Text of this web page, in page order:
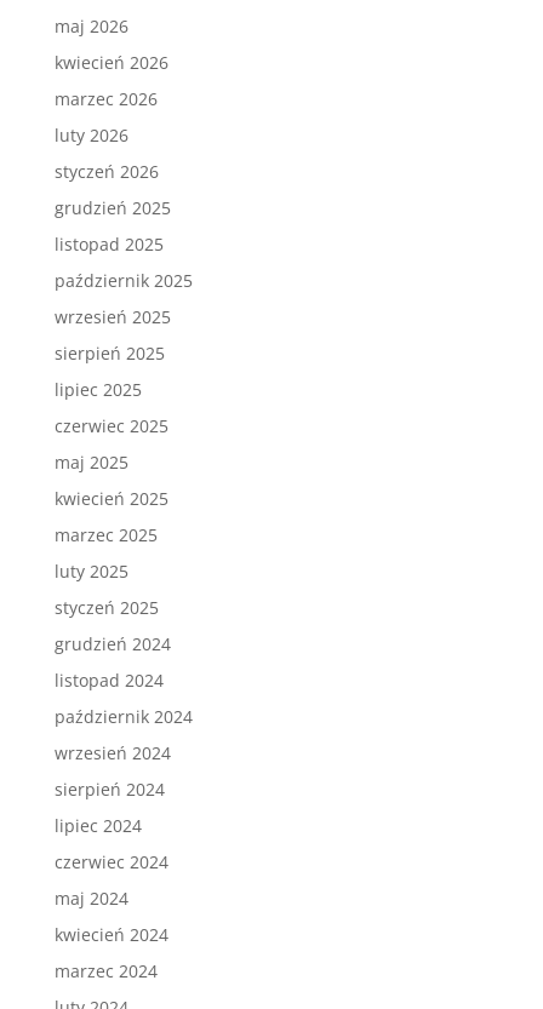
maj 2026
kwiecień 2026
marzec 2026
luty 2026
styczeń 2026
grudzień 2025
listopad 2025
październik 2025
wrzesień 2025
sierpień 2025
lipiec 2025
czerwiec 2025
maj 2025
kwiecień 2025
marzec 2025
luty 2025
styczeń 2025
grudzień 2024
listopad 2024
październik 2024
wrzesień 2024
sierpień 2024
lipiec 2024
czerwiec 2024
maj 2024
kwiecień 2024
marzec 2024